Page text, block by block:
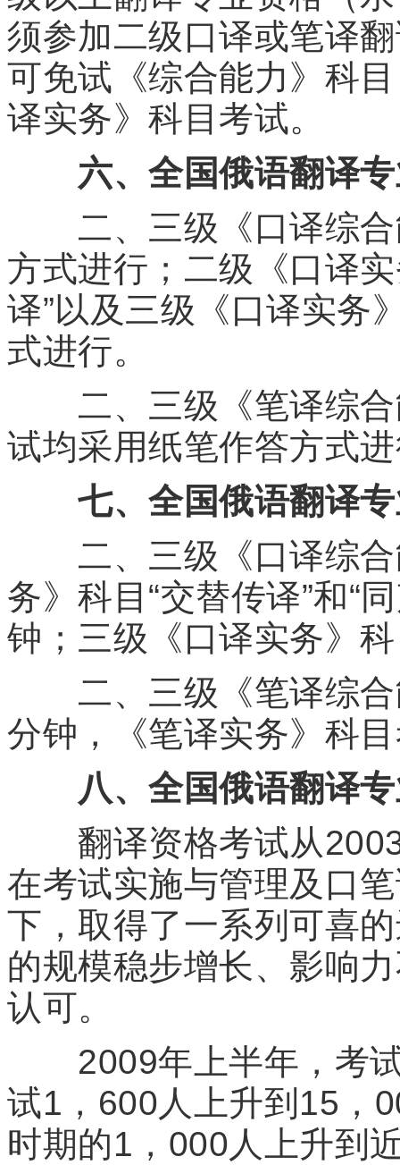
须参加二级口译或笔译
可免试《综合能力》科
译实务》科目考试。
六、全国俄语翻译
二、三级《口译综合
方式进行；二级《口译
译”以及三级《口译实务
式进行。
二、三级《笔译综合
试均采用纸笔作答方式
七、全国俄语翻译
二、三级《口译综合
务》科目“交替传译”和“
钟；三级《口译实务》
二、三级《笔译综合
分钟，《笔译实务》科
八、全国俄语翻译
翻译资格考试从2003
在考试实施与管理及口
下，取得了一系列可喜
的规模稳步增长、影响
认可。
2009年上半年，考试
试1，600人上升到15，
时期的1，000人上升到